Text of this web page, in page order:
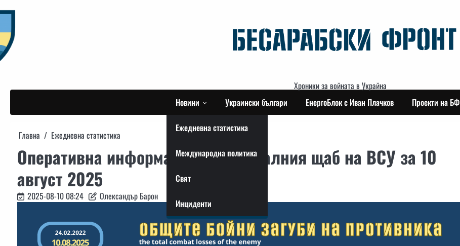
to
content
Хроники за войната в Украйна
Новини
Ежедневна статистика
Международна политика
Свят
Инциденти
Украински българи ЕнергоБлок с Иван Плачков Проекти на БФ
Главна Ежедневна статистика
Оперативна информация от генералния щаб на ВСУ за 10
август 2025
2025-08-10 08:24 Олександър Барон